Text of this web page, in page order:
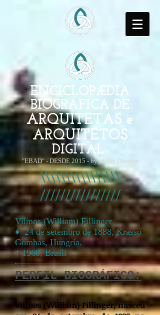
ENCICLOPÆDIA
BIOGRÁFICA DE
ARQUITETAS e
ARQUITETOS
DIGITAL
"EBAD" - DESDE 2015 - by Silvio Durante
Vilmos (William) Fillinger
♦ 24 de setembro de 1888, Krasso
Gombas, Hungria.
† 1968, Brasil
PERFIL BIOGRÁFICO:
Vilmos (William) Fillinger, nasceu